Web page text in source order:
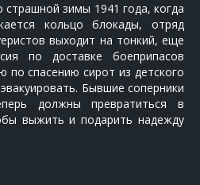
зимы 1941 года, когда
кольцо блокады, отряд
выходит на тонкий, еще
по доставке боеприпасов
по спасению сирот из детского
Бывшие соперники
должны превратиться в
выжить и подарить надежду